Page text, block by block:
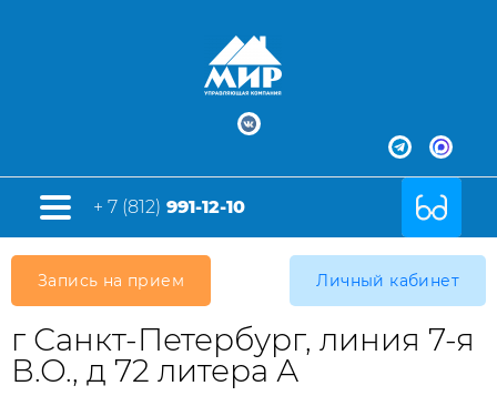
+ 7 (812) 991-12-10
Запись на прием Личный кабинет
г Санкт-Петербург, линия 7-я
В.О., д 72 литера А